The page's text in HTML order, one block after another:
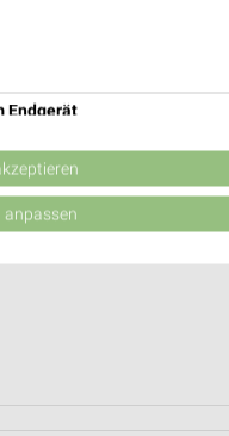
PROSPEKT BLÄTTERN
Endgerät
anpassen